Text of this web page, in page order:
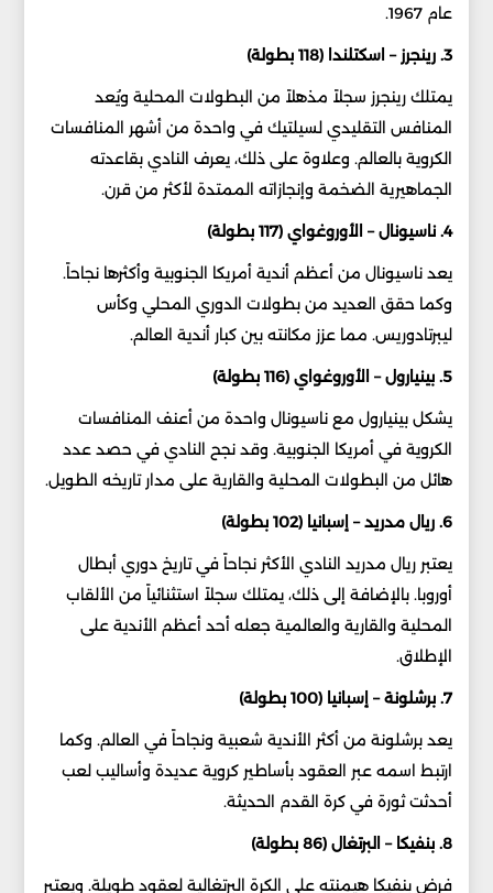
عام 1967.
3. رينجرز – اسكتلندا (118 بطولة)
يمتلك رينجرز سجلاً مذهلاً من البطولات المحلية ويُعد
المنافس التقليدي لسيلتيك في واحدة من أشهر المنافسات
الكروية بالعالم. وعلاوة على ذلك، يعرف النادي بقاعدته
الجماهيرية الضخمة وإنجازاته الممتدة لأكثر من قرن.
4. ناسيونال – الأوروغواي (117 بطولة)
يعد ناسيونال من أعظم أندية أمريكا الجنوبية وأكثرها نجاحاً.
وكما حقق العديد من بطولات الدوري المحلي وكأس
ليبرتادوريس. مما عزز مكانته بين كبار أندية العالم.
5. بينيارول – الأوروغواي (116 بطولة)
يشكل بينيارول مع ناسيونال واحدة من أعنف المنافسات
الكروية في أمريكا الجنوبية. وقد نجح النادي في حصد عدد
هائل من البطولات المحلية والقارية على مدار تاريخه الطويل.
6. ريال مدريد – إسبانيا (102 بطولة)
يعتبر ريال مدريد النادي الأكثر نجاحاً في تاريخ دوري أبطال
أوروبا. بالإضافة إلى ذلك، يمتلك سجلاً استثنائياً من الألقاب
المحلية والقارية والعالمية جعله أحد أعظم الأندية على
الإطلاق.
7. برشلونة – إسبانيا (100 بطولة)
يعد برشلونة من أكثر الأندية شعبية ونجاحاً في العالم. وكما
ارتبط اسمه عبر العقود بأساطير كروية عديدة وأساليب لعب
أحدثت ثورة في كرة القدم الحديثة.
8. بنفيكا – البرتغال (86 بطولة)
فرض بنفيكا هيمنته على الكرة البرتغالية لعقود طويلة. ويعتبر